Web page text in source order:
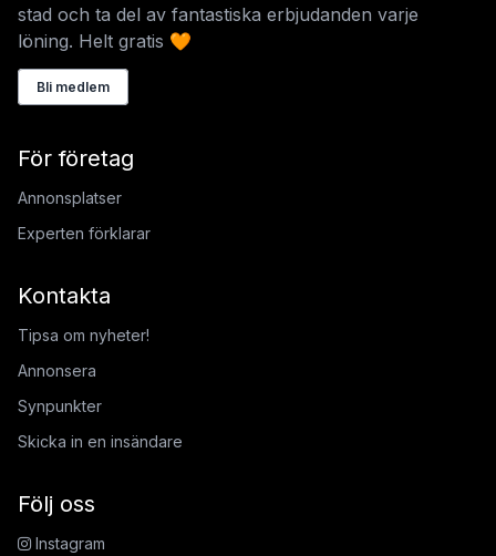
stad och ta del av fantastiska erbjudanden varje
löning. Helt gratis 🧡
Bli medlem
För företag
Annonsplatser
Experten förklarar
Kontakta
Tipsa om nyheter!
Annonsera
Synpunkter
Skicka in en insändare
Följ oss
Instagram